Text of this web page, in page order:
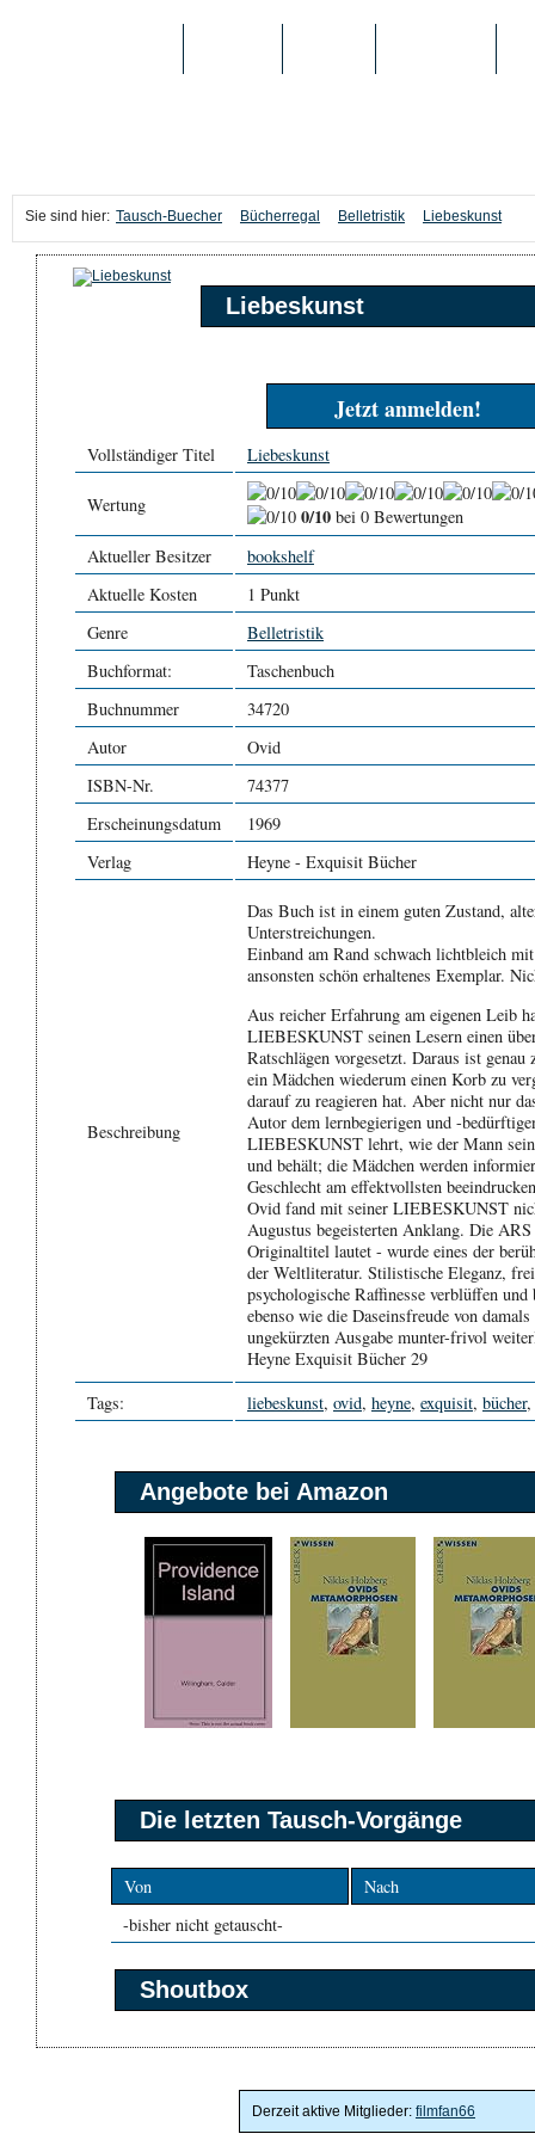
Sie sind hier: Tausch-Buecher Bücherregal Belletristik Liebeskunst
Liebeskunst
Jetzt anmelden!
Vollständiger Titel Liebeskunst
Wertung 0/10 bei 0 Bewertungen
Aktueller Besitzer
bookshelf
Aktuelle Kosten
1 Punkt
Genre
Belletristik
Buchformat:
Taschenbuch
Buchnummer
34720
Autor
Ovid
ISBN-Nr.
74377
Erscheinungsdatum
1969
Verlag
Heyne - Exquisit Bücher
Beschreibung
Das Buch ist in einem guten Zustand,
Unterstreichungen.
Einband am Rand schwach lichtbleich
ansonsten schön erhaltenes Exemplar.
Aus reicher Erfahrung am eigenen Leib
LIEBESKUNST seinen Lesern einen
Ratschlägen vorgesetzt. Daraus ist
ein Mädchen wiederum einen Korb zu
darauf zu reagieren hat. Aber nicht nur
Autor dem lernbegierigen und -
LIEBESKUNST lehrt, wie der Mann
und behält; die Mädchen werden
Geschlecht am effektvollsten
Ovid fand mit seiner LIEBESKUNST
Augustus begeisterten Anklang. Die
Originaltitel lautet - wurde eines der
der Weltliteratur. Stilistische Eleganz,
psychologische Raffinesse verblüffen und
ebenso wie die Daseinsfreude von
ungekürzten Ausgabe munter-frivol
Heyne Exquisit Bücher 29
Tags:
liebeskunst, ovid, heyne, exquisit, bücher,
Angebote bei Amazon
Die letzten Tausch-Vorgänge
Von
Nach
-bisher nicht getauscht-
Shoutbox
Derzeit aktive Mitglieder: filmfan66